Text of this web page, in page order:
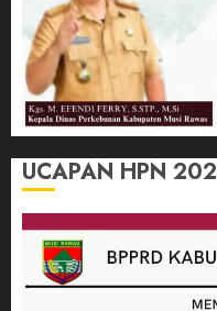
UCAPAN HPN